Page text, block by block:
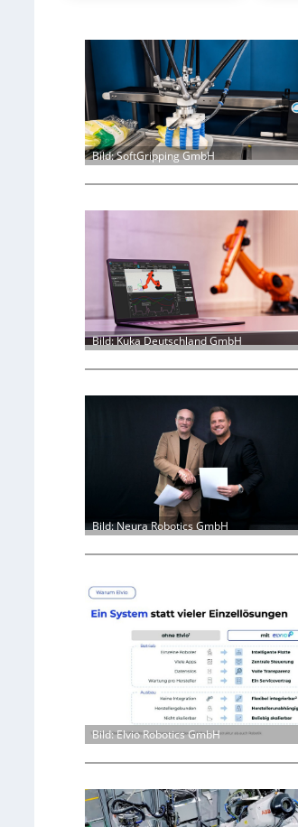
Bild: SoftGripping GmbH
Bild: Kuka Deutschland GmbH
Bild: Neura Robotics GmbH
Bild: Elvio Robotics GmbH